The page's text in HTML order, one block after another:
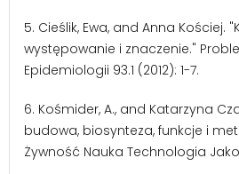
5. Cieślik, Ewa, and Anna Kościej.
występowanie i znaczenie."
Epidemiologii 93.1 (2012): 1-7.
6. Kośmider, A., and Katarzyna
budowa, biosynteza, funkcje i
Żywność Nauka Technologia